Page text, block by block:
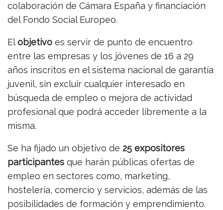
colaboración de Cámara España y financiación
del Fondo Social Europeo.
Elobjetivo es servir de punto de encuentro
entre las empresas y los jóvenes de 16 a 29
años inscritos en el sistema nacional de garantía
juvenil, sin excluir cualquier interesado en
búsqueda de empleo o mejora de actividad
profesional que podrá acceder libremente a la
misma.
Se ha fijado un objetivo de 25 expositores
participantes que harán públicas ofertas de
empleo en sectores como, marketing,
hostelería, comercio y servicios, además de las
posibilidades de formación y emprendimiento.